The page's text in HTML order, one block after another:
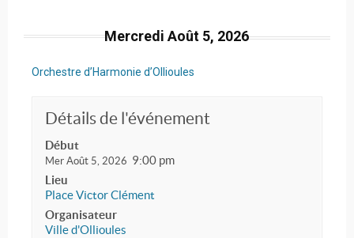
Mercredi Août 5, 2026
Orchestre d’Harmonie d’Ollioules
Détails de l'événement
Début
Mer Août 5, 2026 9:00 pm
Lieu
Place Victor Clément
Organisateur
Ville d'Ollioules